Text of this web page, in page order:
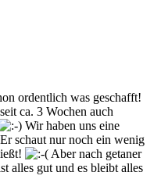
ordentlich was geschafft!
ca. 3 Wochen auch
Wir haben uns eine
schaut nur noch ein wenig
Aber nach getaner
alles gut und es bleibt alles